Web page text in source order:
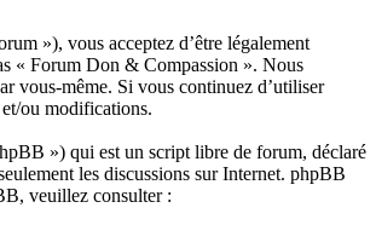
»), vous acceptez d’être légalement
« Forum Don & Compassion ». Nous
vous-même. Si vous continuez d’utiliser
ou modifications.
») qui est un script libre de forum, déclaré
les discussions sur Internet. phpBB
veuillez consulter :